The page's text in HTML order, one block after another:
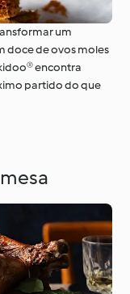
um
doce de ovos moles
encontra
partido do que